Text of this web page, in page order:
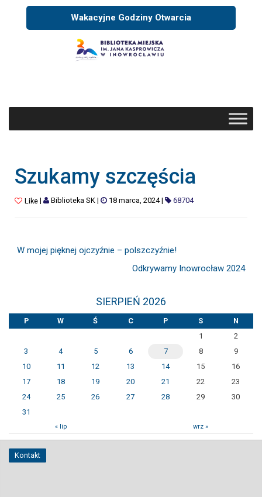
Wakacyjne Godziny Otwarcia
Szukamy szczęścia
Like| Biblioteka SK| 18 marca, 2024| 68704
W mojej pięknej ojczyźnie – polszczyźnie!
Odkrywamy Inowrocław 2024
SIERPIEŃ 2026
P W Ś C P S
N
1
2
3
4 5 6 7 8
9
10
11 12 13 14 15
16
17
18 19 20 21 22
23
24
25 26 27 28 29
30
31
« lip wrz »
Kontakt